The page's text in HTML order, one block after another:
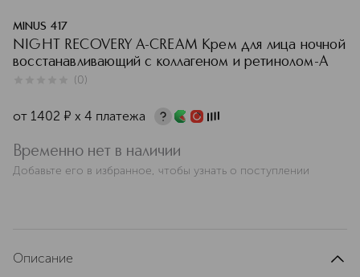
MINUS 417
NIGHT RECOVERY A-CREAM Крем для лица ночной
восстанавливающий с коллагеном и ретинолом-А
(0)
от 1402 ¤ х 4 платежа
Временно нет в наличии
Добавьте его в избранное, чтобы узнать о поступлении
Описание